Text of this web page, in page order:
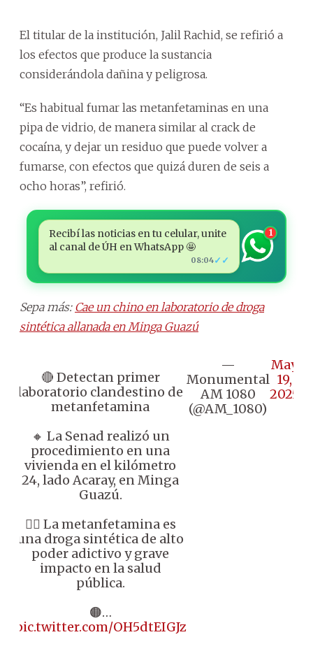
El titular de la institución, Jalil Rachid, se refirió a
los efectos que produce la sustancia
considerándola dañina y peligrosa.
“Es habitual fumar las metanfetaminas en una
pipa de vidrio, de manera similar al crack de
cocaína, y dejar un residuo que puede volver a
fumarse, con efectos que quizá duren de seis a
ocho horas”, refirió.
Recibí las noticias en tu celular, unite
al canal de ÚH en WhatsApp 🤩
08:04✓✓
1
Sepa más: Cae un chino en laboratorio de droga
sintética allanada en Minga Guazú
🔴 Detectan primer
laboratorio clandestino de
metanfetamina
🔸 La Senad realizó un
procedimiento en una
vivienda en el kilómetro
24, lado Acaray, en Minga
Guazú.
👉🏼 La metanfetamina es
una droga sintética de alto
poder adictivo y grave
impacto en la salud
pública.
🟠…
pic.twitter.com/OH5dtEIGJz
—
Monumental
AM 1080
(@AM_1080)
May
19,
2025